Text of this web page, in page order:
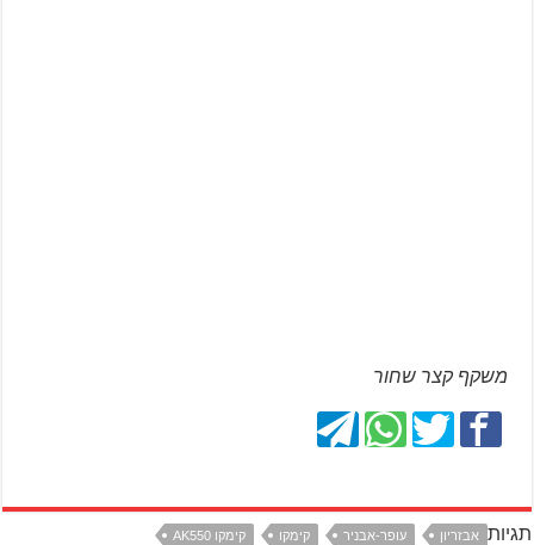
משקף קצר שחור
תגיות אבזריון עופר-אבניר קימקו קימקו AK550